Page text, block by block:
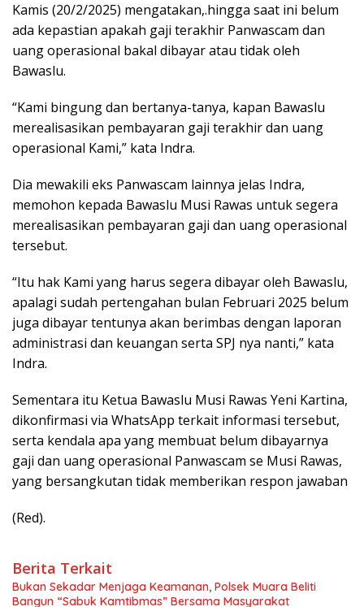
Kamis (20/2/2025) mengatakan,.hingga saat ini belum
ada kepastian apakah gaji terakhir Panwascam dan
uang operasional bakal dibayar atau tidak oleh
Bawaslu.
“Kami bingung dan bertanya-tanya, kapan Bawaslu
merealisasikan pembayaran gaji terakhir dan uang
operasional Kami,” kata Indra.
Dia mewakili eks Panwascam lainnya jelas Indra,
memohon kepada Bawaslu Musi Rawas untuk segera
merealisasikan pembayaran gaji dan uang operasional
tersebut.
“Itu hak Kami yang harus segera dibayar oleh Bawaslu,
apalagi sudah pertengahan bulan Februari 2025 belum
juga dibayar tentunya akan berimbas dengan laporan
administrasi dan keuangan serta SPJ nya nanti,” kata
Indra.
Sementara itu Ketua Bawaslu Musi Rawas Yeni Kartina,
dikonfirmasi via WhatsApp terkait informasi tersebut,
serta kendala apa yang membuat belum dibayarnya
gaji dan uang operasional Panwascam se Musi Rawas,
yang bersangkutan tidak memberikan respon jawaban
(Red).
Berita Terkait
Bukan Sekadar Menjaga Keamanan, Polsek Muara Beliti
Bangun “Sabuk Kamtibmas” Bersama Masyarakat